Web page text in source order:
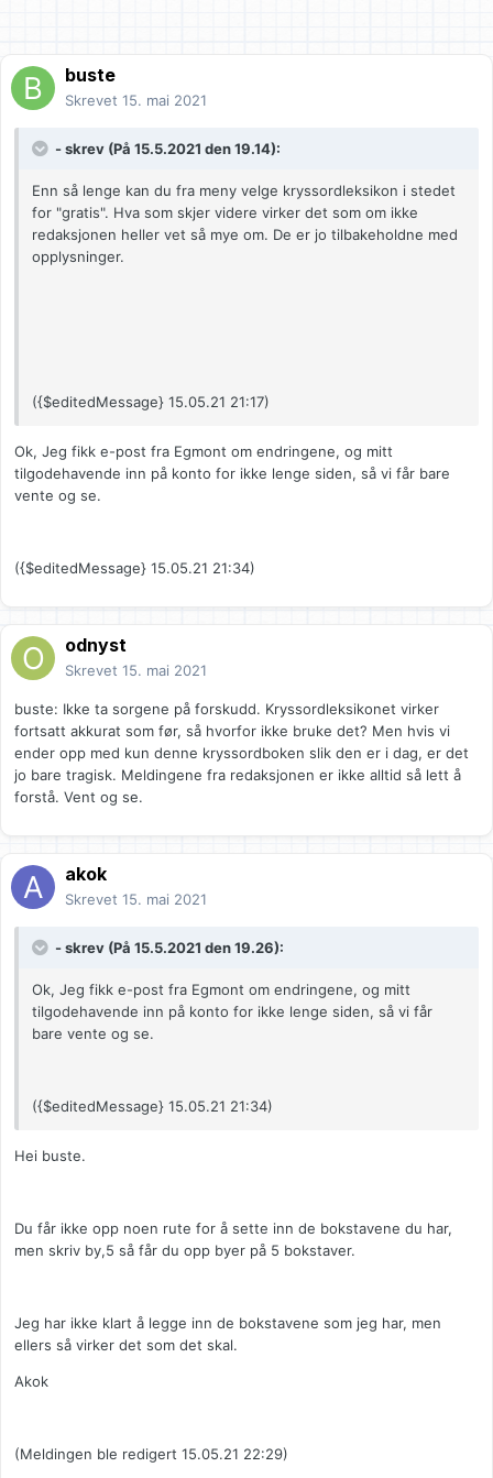
buste
Skrevet 15. mai 2021
- skrev (På 15.5.2021 den 19.14):
Enn så lenge kan du fra meny velge kryssordleksikon i stedet
for "gratis". Hva som skjer videre virker det som om ikke
redaksjonen heller vet så mye om. De er jo tilbakeholdne med
opplysninger.
({$editedMessage} 15.05.21 21:17)
Ok, Jeg fikk e-post fra Egmont om endringene, og mitt
tilgodehavende inn på konto for ikke lenge siden, så vi får bare
vente og se.
({$editedMessage} 15.05.21 21:34)
odnyst
Skrevet 15. mai 2021
buste: Ikke ta sorgene på forskudd. Kryssordleksikonet virker
fortsatt akkurat som før, så hvorfor ikke bruke det? Men hvis vi
ender opp med kun denne kryssordboken slik den er i dag, er det
jo bare tragisk. Meldingene fra redaksjonen er ikke alltid så lett å
forstå. Vent og se.
akok
Skrevet 15. mai 2021
- skrev (På 15.5.2021 den 19.26):
Ok, Jeg fikk e-post fra Egmont om endringene, og mitt
tilgodehavende inn på konto for ikke lenge siden, så vi får
bare vente og se.
({$editedMessage} 15.05.21 21:34)
Hei buste.
Du får ikke opp noen rute for å sette inn de bokstavene du har,
men skriv by,5 så får du opp byer på 5 bokstaver.
Jeg har ikke klart å legge inn de bokstavene som jeg har, men
ellers så virker det som det skal.
Akok
(Meldingen ble redigert 15.05.21 22:29)